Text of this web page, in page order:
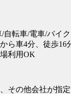
自転車/電車/バイク
ら車4分、徒歩16
利用OK
その他会社が指